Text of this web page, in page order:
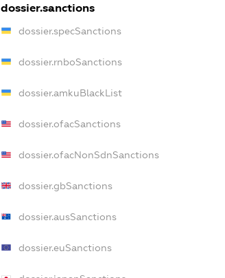
dossier.sanctions
dossier.specSanctions
dossier.rnboSanctions
dossier.amkuBlackList
dossier.ofacSanctions
dossier.ofacNonSdnSanctions
dossier.gbSanctions
dossier.ausSanctions
dossier.euSanctions